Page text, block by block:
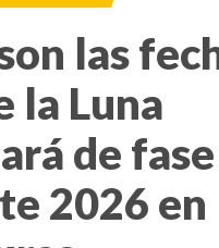
las
la Luna
de fase
2026 en